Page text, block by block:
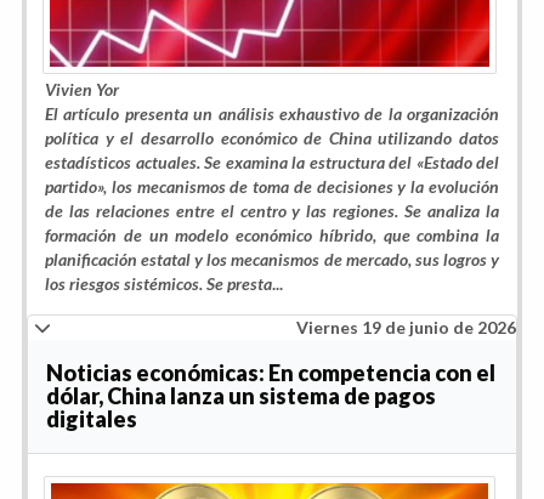
Vivien Yor
El artículo presenta un análisis exhaustivo de la organización
política y el desarrollo económico de China utilizando datos
estadísticos actuales. Se examina la estructura del «Estado del
partido», los mecanismos de toma de decisiones y la evolución
de las relaciones entre el centro y las regiones. Se analiza la
formación de un modelo económico híbrido, que combina la
planificación estatal y los mecanismos de mercado, sus logros y
los riesgos sistémicos. Se presta...
Viernes 19 de junio de 2026
Noticias económicas: En competencia con el
dólar, China lanza un sistema de pagos
digitales